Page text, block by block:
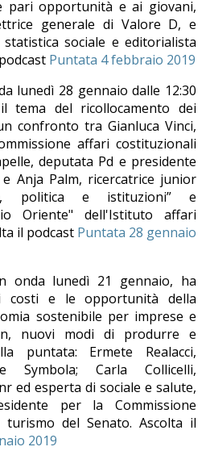
pari opportunità e ai giovani,
generale di Valore D, e
sociale e editorialista
Puntata 4 febbraio 2019
lunedì 28 gennaio dalle 12:30
tema del ricollocamento dei
confronto tra Gianluca Vinci,
affari costituzionali
deputata Pd e presidente
Anja Palm, ricercatrice junior
politica e istituzioni” e
Oriente" dell'Istituto affari
il podcast Puntata 28 gennaio
onda lunedì 21 gennaio, ha
costi e le opportunità della
sostenibile per imprese e
nuovi modi di produrre e
puntata: Ermete Realacci,
Symbola; Carla Collicelli,
ed esperta di sociale e salute,
per la Commissione
turismo del Senato. Ascolta il
2019